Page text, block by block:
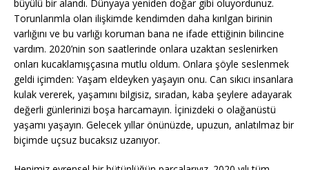
büyülü bir alandı. Dünyaya yeniden doğar gibi oluyordunuz.
Torunlarımla olan ilişkimde kendimden daha kırılgan birinin
varlığını ve bu varlığı koruman bana ne ifade ettiğinin bilincine
vardım. 2020’nin son saatlerinde onlara uzaktan seslenirken
onları kucaklamışçasına mutlu oldum. Onlara şöyle seslenmek
geldi içimden: Yaşam eldeyken yaşayın onu. Can sıkıcı insanlara
kulak vererek, yaşamını bilgisiz, sıradan, kaba şeylere adayarak
değerli günlerinizi boşa harcamayın. İçinizdeki o olağanüstü
yaşamı yaşayın. Gelecek yıllar önünüzde, upuzun, anlatılmaz bir
biçimde uçsuz bucaksız uzanıyor.